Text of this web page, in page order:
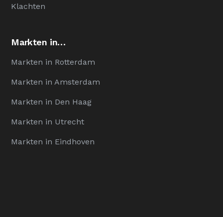
Klachten
Markten in…
Markten in Rotterdam
Markten in Amsterdam
Markten in Den Haag
Markten in Utrecht
Markten in Eindhoven